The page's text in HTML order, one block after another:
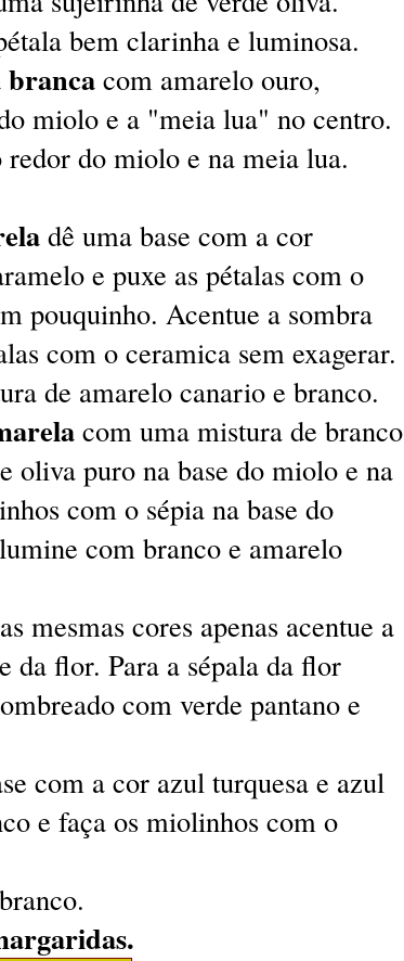
bem clarinha e luminosa.
branca com amarelo ouro,
miolo e a "meia lua" no centro.
do miolo e na meia lua.
dê uma base com a cor
e puxe as pétalas com o
pouquinho. Acentue a sombra
com o ceramica sem exagerar.
de amarelo canario e branco.
com uma mistura de branco
oliva puro na base do miolo e na
com o sépia na base do
com branco e amarelo
mesmas cores apenas acentue a
da flor. Para a sépala da flor
com verde pantano e
com a cor azul turquesa e azul
e faça os miolinhos com o